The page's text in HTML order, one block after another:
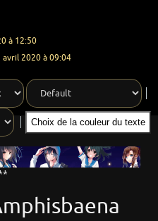
à 12:50
2020 à 09:04
Choix de la couleur du texte